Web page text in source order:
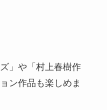
」や「村上春樹作
ン作品も楽しめま